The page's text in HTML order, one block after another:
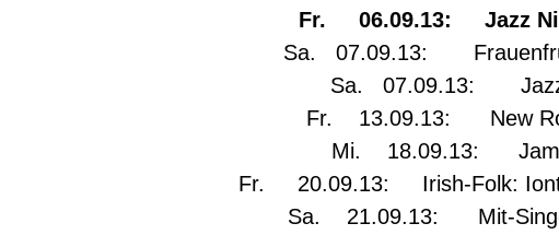
Fr. 06.09.13: Jazz
Sa. 07.09.13:
Sa. 07.09.13: Jazz:
Fr. 13.09.13: New
Mi. 18.09.13: Jam:
Fr. 20.09.13: Irish-Folk:
Sa. 21.09.13: Mit-Sing-